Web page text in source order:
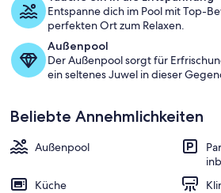
Pool
Entspanne dich im Pool mit Top-
perfekten Ort zum Relaxen.
Außenpool
Der Außenpool sorgt für
ein seltenes Juwel in dieser
Beliebte Annehmlichkeiten
Außenpool
Küche